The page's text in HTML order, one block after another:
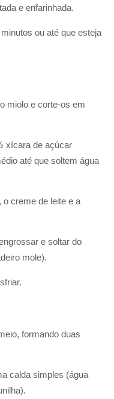
e enfarinhada.
ou até que esteja
miolo e corte-os em
xícara de açúcar
até que soltem água
creme de leite e a
e soltar do
mole).
formando duas
calda simples (água